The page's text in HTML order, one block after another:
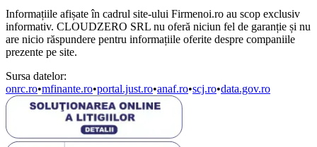
Informațiile afișate în cadrul site-ului Firmenoi.ro au scop exclusiv
informativ. CLOUDZERO SRL nu oferă niciun fel de garanție și nu
are nicio răspundere pentru informațiile oferite despre companiile
prezente pe site.
Sursa datelor:
onrc.ro•mfinante.ro•portal.just.ro•anaf.ro•scj.ro•data.gov.ro